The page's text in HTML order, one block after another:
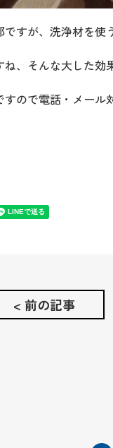
すが、洗浄材を使
、そんな大した効
ので電話・メール
< 前の記事